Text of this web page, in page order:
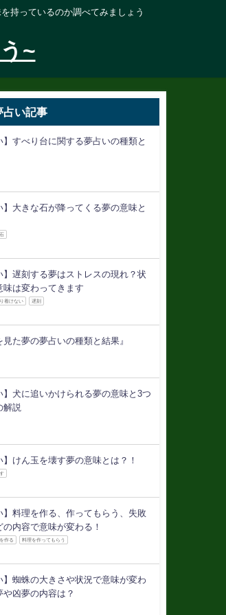
持っているのか調べてみましょう
~
占い記事
】すべり台に関する夢占いの種類と
】大きな石が降ってくる夢の意味と
】遅刻する夢はストレスの現れ？状
味は変わってきます
着けない 遅刻
見た夢の夢占いの種類と結果』
】犬に追いかけられる夢の意味と3つ
解説
】けん玉を壊す夢の意味とは？！
】料理を作る、作ってもらう、失敗
の内容で意味が変わる！
作る 料理を作ってもらう
】蜘蛛の大きさや状況で意味が変わ
や凶夢の内容は？